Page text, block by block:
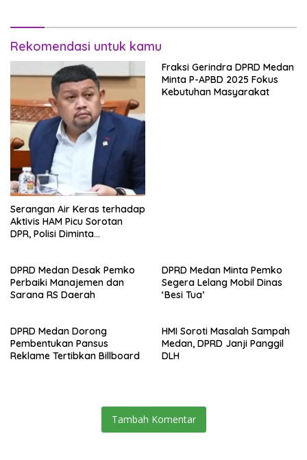
Rekomendasi untuk kamu
Serangan Air Keras terhadap
Aktivis HAM Picu Sorotan
DPR, Polisi Diminta
Fraksi Gerindra DPRD Medan
Minta P-APBD 2025 Fokus
Kebutuhan Masyarakat
DPRD Medan Desak Pemko
Perbaiki Manajemen dan
Sarana RS Daerah
DPRD Medan Minta Pemko
Segera Lelang Mobil Dinas
‘Besi Tua’
DPRD Medan Dorong
Pembentukan Pansus
Reklame Tertibkan Billboard
HMI Soroti Masalah Sampah
Medan, DPRD Janji Panggil
DLH
Tambah Komentar